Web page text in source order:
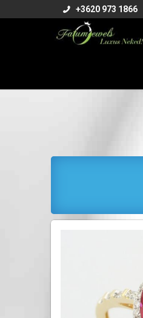
+3620 973 1866